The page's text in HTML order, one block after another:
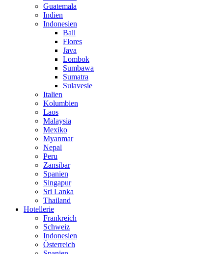
Guatemala
Indien
Indonesien
Bali
Flores
Java
Lombok
Sumbawa
Sumatra
Sulavesie
Italien
Kolumbien
Laos
Malaysia
Mexiko
Myanmar
Nepal
Peru
Zansibar
Spanien
Singapur
Sri Lanka
Thailand
Hotellerie
Frankreich
Schweiz
Indonesien
Österreich